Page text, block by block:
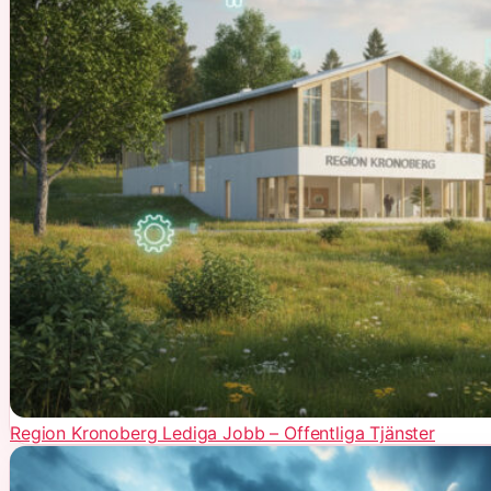
Region Kronoberg Lediga Jobb – Offentliga Tjänster